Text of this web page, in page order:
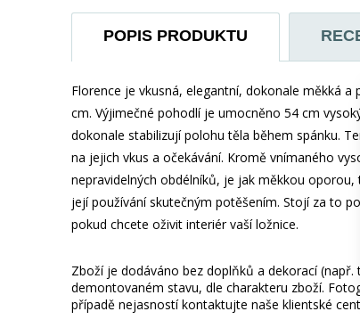
POPIS PRODUKTU
Florence je vkusná, elegantní, dokonale měkká
cm. Výjimečné pohodlí je umocněno 54 cm
dokonale stabilizují polohu těla během spánku.
na jejich vkus a očekávání. Kromě vnímaného
nepravidelných obdélníků, je jak měkkou
její používání skutečným potěšením. Stojí za to
pokud chcete oživit interiér vaší ložnice.
Zboží je dodáváno bez doplňků a dekorací
demontovaném stavu, dle charakteru zboží.
případě nejasností kontaktujte naše klientské